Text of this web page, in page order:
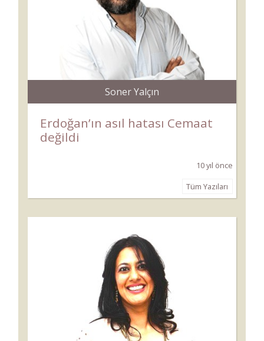
Soner Yalçın
Erdoğan’ın asıl hatası Cemaat
değildi
10 yıl önce
Tüm Yazıları